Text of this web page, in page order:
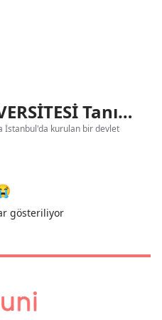
MARMARA ÜNİVERSİTESİ Tanıtım
İstanbul'da kurulan bir devlet
gösteriliyor